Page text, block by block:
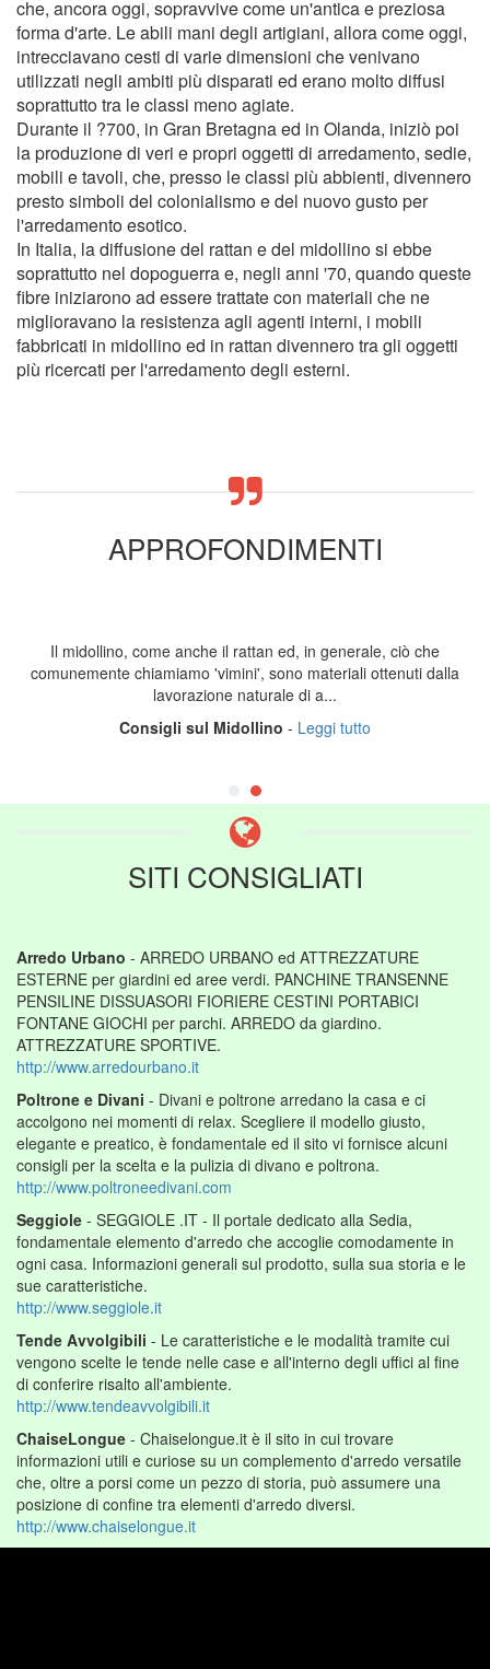
che, ancora oggi, sopravvive come un'antica e preziosa
forma d'arte. Le abili mani degli artigiani, allora come oggi,
intrecciavano cesti di varie dimensioni che venivano
utilizzati negli ambiti più disparati ed erano molto diffusi
soprattutto tra le classi meno agiate.
Durante il ?700, in Gran Bretagna ed in Olanda, iniziò poi
la produzione di veri e propri oggetti di arredamento, sedie,
mobili e tavoli, che, presso le classi più abbienti, divennero
presto simboli del colonialismo e del nuovo gusto per
l'arredamento esotico.
In Italia, la diffusione del rattan e del midollino si ebbe
soprattutto nel dopoguerra e, negli anni '70, quando queste
fibre iniziarono ad essere trattate con materiali che ne
miglioravano la resistenza agli agenti interni, i mobili
fabbricati in midollino ed in rattan divennero tra gli oggetti
più ricercati per l'arredamento degli esterni.
APPROFONDIMENTI
Il midollino, come anche il rattan ed, in generale, ciò che
comunemente chiamiamo 'vimini', sono materiali ottenuti dalla
lavorazione naturale di a...
Consigli sul Midollino - Leggi tutto
SITI CONSIGLIATI
Arredo Urbano - ARREDO URBANO ed ATTREZZATURE
ESTERNE per giardini ed aree verdi. PANCHINE TRANSENNE
PENSILINE DISSUASORI FIORIERE CESTINI PORTABICI
FONTANE GIOCHI per parchi. ARREDO da giardino.
ATTREZZATURE SPORTIVE.
http://www.arredourbano.it
Poltrone e Divani - Divani e poltrone arredano la casa e ci
accolgono nei momenti di relax. Scegliere il modello giusto,
elegante e preatico, è fondamentale ed il sito vi fornisce alcuni
consigli per la scelta e la pulizia di divano e poltrona.
http://www.poltroneedivani.com
Seggiole - SEGGIOLE .IT - Il portale dedicato alla Sedia,
fondamentale elemento d'arredo che accoglie comodamente in
ogni casa. Informazioni generali sul prodotto, sulla sua storia e le
sue caratteristiche.
http://www.seggiole.it
Tende Avvolgibili - Le caratteristiche e le modalità tramite cui
vengono scelte le tende nelle case e all'interno degli uffici al fine
di conferire risalto all'ambiente.
http://www.tendeavvolgibili.it
ChaiseLongue - Chaiselongue.it è il sito in cui trovare
informazioni utili e curiose su un complemento d'arredo versatile
che, oltre a porsi come un pezzo di storia, può assumere una
posizione di confine tra elementi d'arredo diversi.
http://www.chaiselongue.it